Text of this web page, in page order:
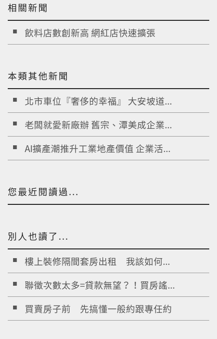
相關新聞
飲料店數創新高 網紅店快速擴張
本類其他新聞
北市車位『奢侈的幸福』 大安坡道...
老闆就愛新廠辦 舊宗、潭美成企業...
AI擴產潮推升工業地產價值 企業活...
您最近閱讀過...
別人也讀了...
樓上裝修隔間套房出租 我該如何...
聯徵次數太多=貸款無望？！買房謠...
買賣房子前 先搞懂一般約跟專任約